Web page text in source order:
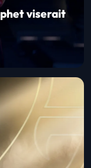
viserait